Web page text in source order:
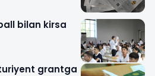
bilan kirsa
grantga